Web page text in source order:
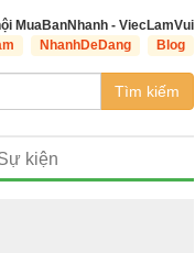
MuaBanNhanh - ViecLamVui
NhanhDeDang Blog
Tìm kiếm
kiện